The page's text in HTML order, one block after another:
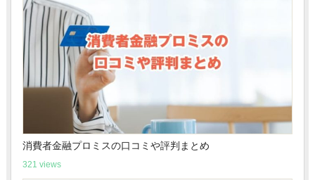
消費者金融プロミスの口コミや評判まとめ
321 views